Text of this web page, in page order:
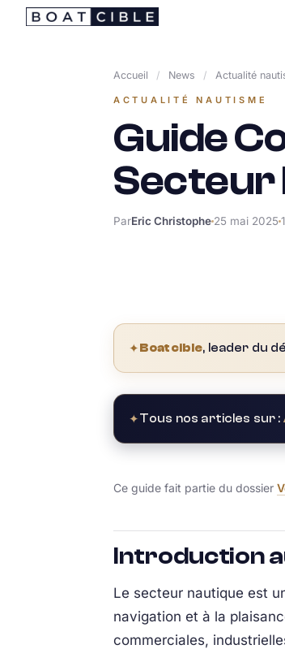
Passer
Accueil / News / Actualité
ACTUALITÉ NAUTISME
Guide
Secteur
ParEric Christophe 25 mai 2025
✦Boatcible, leader du
✦Tous nos articles sur :
Ce guide fait partie du dossier
Introduction
Le secteur nautique est
navigation et à la
commerciales,